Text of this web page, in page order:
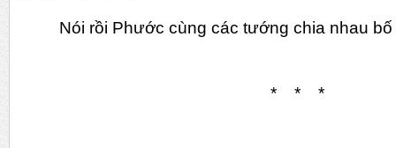
Nói rồi Phước cùng các tướng chia nhau bố
*    *    *